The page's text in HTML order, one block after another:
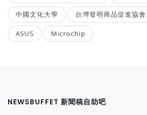
中國文化大學 台灣發明商品促進協會
ASUS Microchip
NEWSBUFFET 新聞稿自助吧